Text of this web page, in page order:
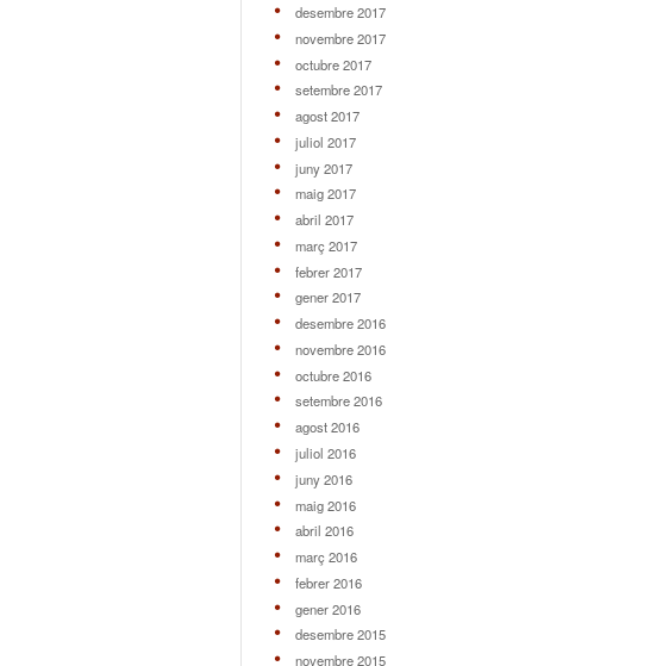
desembre 2017
novembre 2017
octubre 2017
setembre 2017
agost 2017
juliol 2017
juny 2017
maig 2017
abril 2017
març 2017
febrer 2017
gener 2017
desembre 2016
novembre 2016
octubre 2016
setembre 2016
agost 2016
juliol 2016
juny 2016
maig 2016
abril 2016
març 2016
febrer 2016
gener 2016
desembre 2015
novembre 2015